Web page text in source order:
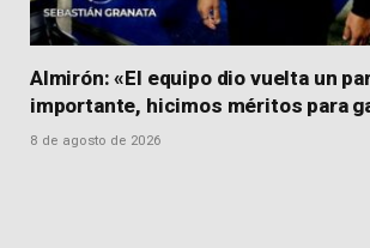
Almirón: «El equipo dio vuelta un
importante, hicimos méritos para
8 de agosto de 2026